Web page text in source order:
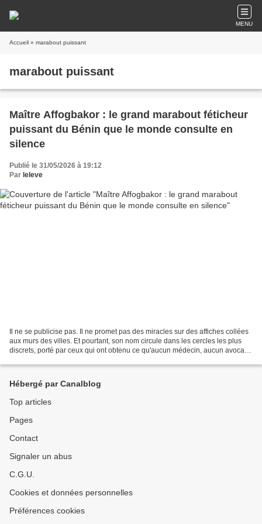
MENU
Accueil » marabout puissant
marabout puissant
Maître Affogbakor : le grand marabout féticheur
puissant du Bénin que le monde consulte en
silence
Publié le 31/05/2026 à 19:12
Par leleve
Il ne se publicise pas. Il ne promet pas des miracles sur des affiches collées
aux murs des villes. Et pourtant, son nom circule dans les cercles les plus
discrets, porté par ceux qui ont obtenu ce qu'aucun médecin, aucun avocat,
Hébergé par Canalblog
Top articles
Pages
Contact
Signaler un abus
C.G.U.
Cookies et données personnelles
Préférences cookies